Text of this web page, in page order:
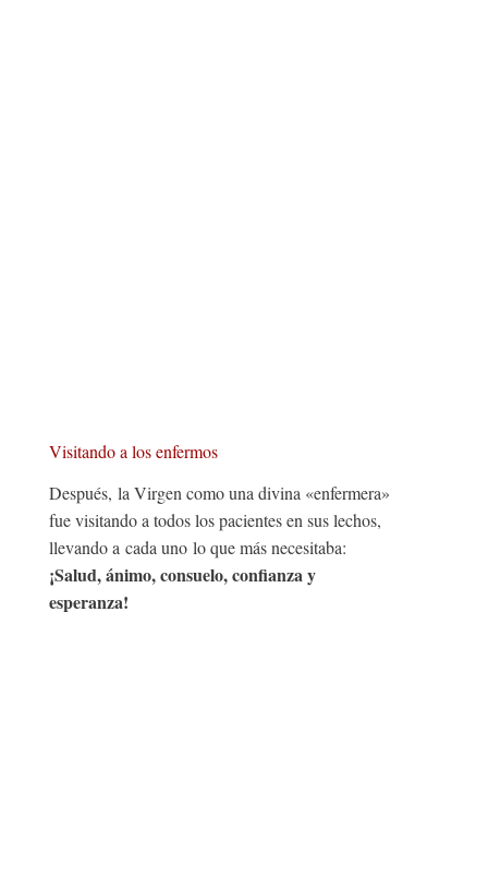
Visitando a los enfermos
Después, la Virgen como una divina «enfermera»
fue visitando a todos los pacientes en sus lechos,
llevando a cada uno lo que más necesitaba:
¡Salud, ánimo, consuelo, confianza y
esperanza!